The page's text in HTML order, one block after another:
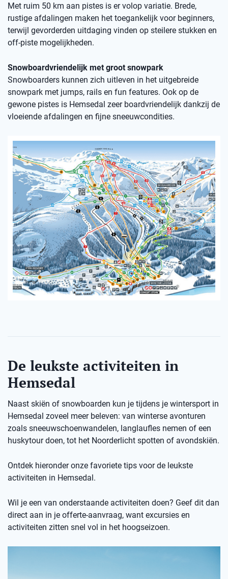
Met ruim 50 km aan pistes is er volop variatie. Brede,
rustige afdalingen maken het toegankelijk voor beginners,
terwijl gevorderden uitdaging vinden op steilere stukken en
off-piste mogelijkheden.
Snowboardvriendelijk met groot snowpark
Snowboarders kunnen zich uitleven in het uitgebreide
snowpark met jumps, rails en fun features. Ook op de
gewone pistes is Hemsedal zeer boardvriendelijk dankzij de
vloeiende afdalingen en fijne sneeuwcondities.
De leukste activiteiten in
Hemsedal
Naast skiën of snowboarden kun je tijdens je wintersport in
Hemsedal zoveel meer beleven: van winterse avonturen
zoals sneeuwschoenwandelen, langlaufles nemen of een
huskytour doen, tot het Noorderlicht spotten of avondskiën.
Ontdek hieronder onze favoriete tips voor de leukste
activiteiten in Hemsedal.
Wil je een van onderstaande activiteiten doen? Geef dit dan
direct aan in je offerte-aanvraag, want excursies en
activiteiten zitten snel vol in het hoogseizoen.